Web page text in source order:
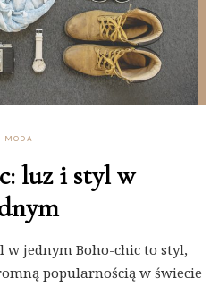
MODA
luz i styl w
w jednym Boho-chic to styl,
popularnością w świecie